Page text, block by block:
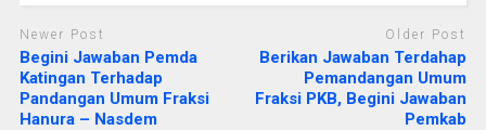
Newer Post
Begini Jawaban Pemda
Katingan Terhadap
Pandangan Umum Fraksi
Hanura – Nasdem
Older Post
Berikan Jawaban Terdahap
Pemandangan Umum
Fraksi PKB, Begini Jawaban
Pemkab